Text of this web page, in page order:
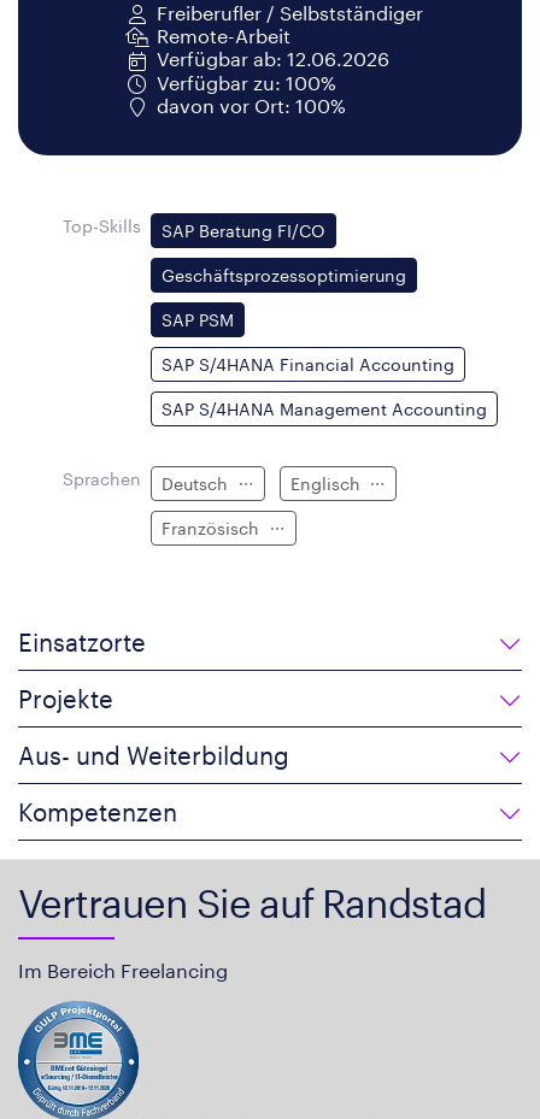
Freiberufler / Selbstständiger
Remote-Arbeit
Verfügbar ab: 12.06.2026
Verfügbar zu: 100%
davon vor Ort: 100%
Top-Skills SAP Beratung FI/CO
Geschäftsprozessoptimierung
SAP PSM
SAP S/4HANA Financial Accounting
SAP S/4HANA Management Accounting
Sprachen Deutsch Englisch
Französisch
Einsatzorte
Projekte
Aus- und Weiterbildung
Kompetenzen
Vertrauen Sie auf Randstad
Im Bereich Freelancing